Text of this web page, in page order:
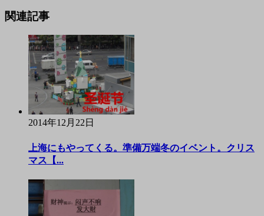
関連記事
2014年12月22日
上海にもやってくる。準備万端冬のイベント。クリス
マス【...